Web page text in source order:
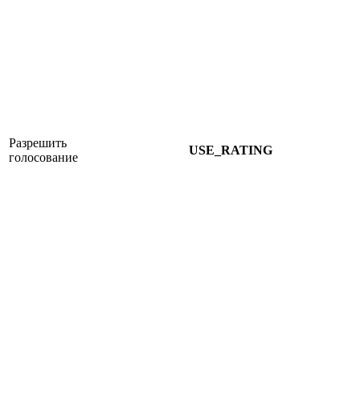
Разрешить
голосование
USE_RATING